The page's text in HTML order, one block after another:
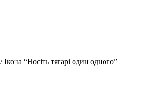
/ Ікона “Носіть тягарі один одного”